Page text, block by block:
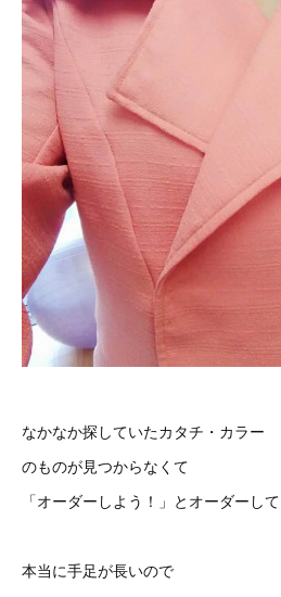
なかなか探していたカタチ・カラー
のものが見つからなくて
「オーダーしよう！」とオーダーし
本当に手足が長いので